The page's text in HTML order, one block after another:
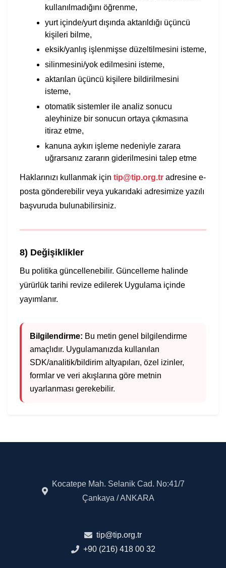
kullanılmadığını öğrenme,
yurt içinde/yurt dışında aktarıldığı üçüncü
kişileri bilme,
eksik/yanlış işlenmişse düzeltilmesini isteme,
silinmesini/yok edilmesini isteme,
aktarılan üçüncü kişilere bildirilmesini
isteme,
otomatik sistemler ile analiz sonucu
aleyhinize bir sonucun ortaya çıkmasına
itiraz etme,
kanuna aykırı işleme nedeniyle zarara
uğrarsanız zararın giderilmesini talep etme
Haklarınızı kullanmak için tip@tip.org.tr adresine e-
posta gönderebilir veya yukarıdaki adresimize yazılı
başvuruda bulunabilirsiniz.
8) Değişiklikler
Bu politika güncellenebilir. Güncelleme halinde
yürürlük tarihi revize edilerek Uygulama içinde
yayımlanır.
Bilgilendirme: Bu metin genel bilgilendirme
amaçlıdır. Uygulamanızda kullanılan
SDK/analitik/bildirim altyapıları, özel izinler,
formlar ve veri akışlarına göre metnin
uyarlanması gerekebilir.
Kocatepe Mah. Selanik Cad. No:41/7
Çankaya / ANKARA
tip@tip.org.tr
+90 (216) 418 00 32